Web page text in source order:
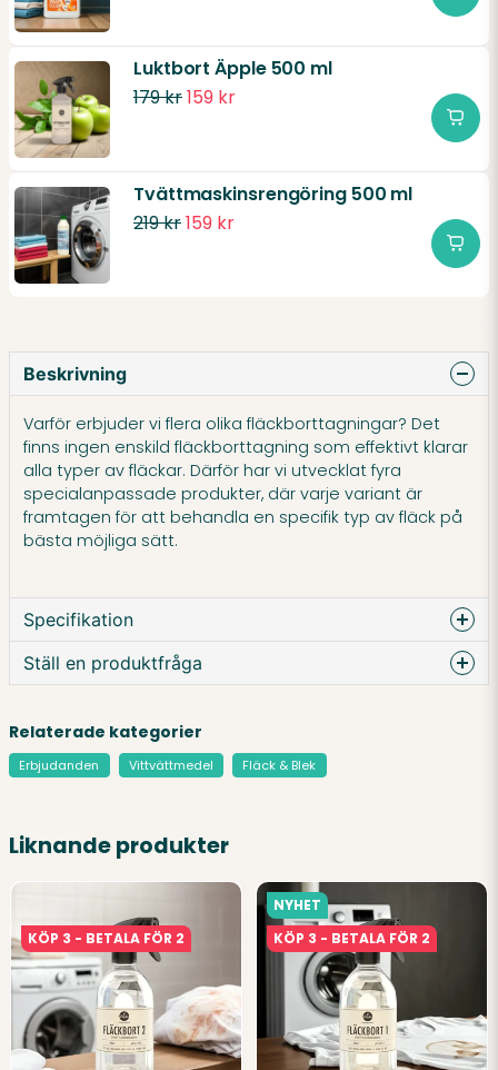
Luktbort Äpple 500 ml
179 kr159 kr
Tvättmaskinsrengöring 500 ml
219 kr159 kr
Liknande produkter
KÖP 3 - BETALA FÖR 2
NYHET
KÖP 3 - BETALA FÖR 2
Beskrivning
Varför erbjuder vi flera olika fläckborttagningar? Det
finns ingen enskild fläckborttagning som effektivt klarar
alla typer av fläckar. Därför har vi utvecklat fyra
specialanpassade produkter, där varje variant är
framtagen för att behandla en specifik typ av fläck på
bästa möjliga sätt.
Specifikation
Ställ en produktfråga
Fråga oss något om denna produkten...
name
Namn
email
Mejladress
Ja, ni får publicera min fråga
Relaterade kategorier
Erbjudanden Vittvättmedel Fläck & Blek